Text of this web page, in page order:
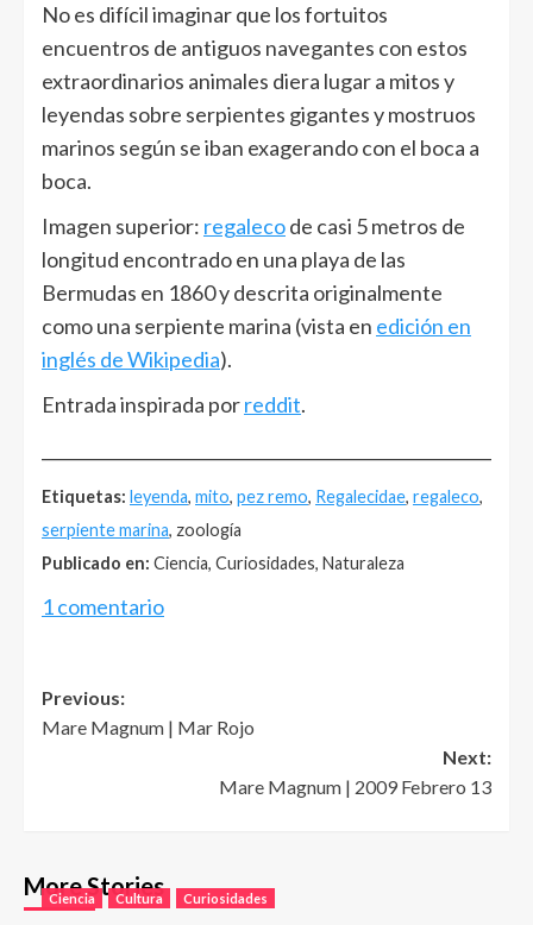
No es difícil imaginar que los fortuitos
encuentros de antiguos navegantes con estos
extraordinarios animales diera lugar a mitos y
leyendas sobre serpientes gigantes y mostruos
marinos según se iban exagerando con el boca a
boca.
Imagen superior: regalecode casi 5 metros de
longitud encontrado en una playa de las
Bermudas en 1860 y descrita originalmente
como una serpiente marina (vista en edición en
inglés de Wikipedia).
Entrada inspirada porreddit.
Etiquetas: leyenda, mito, pez remo, Regalecidae, regaleco,
serpiente marina, zoología
Publicado en: Ciencia, Curiosidades, Naturaleza
1 comentario
Post
navigation
Previous:
Mare Magnum | Mar Rojo
Next:
Mare Magnum | 2009 Febrero 13
More Stories
Ciencia Cultura Curiosidades